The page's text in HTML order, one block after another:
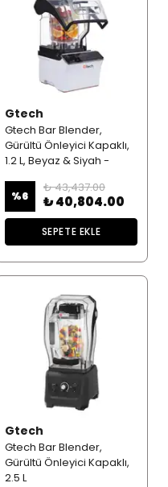
Gtech
Gtech Bar Blender,
Gürültü Önleyici Kapaklı,
1.2 L, Beyaz & Siyah -
%6
₺ 43,437.00
₺ 40,804.00
SEPETE EKLE
Gtech
Gtech Bar Blender,
Gürültü Önleyici Kapaklı,
2.5 L